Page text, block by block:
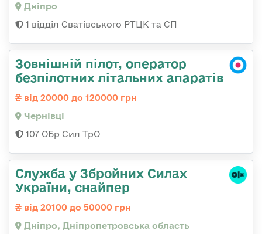
Дніпро
1 відділ Сватівського РТЦК та СП
Зовнішній пілот, оператор
безпілотних літальних апаратів
від 20000 до 120000 грн
Чернівці
107 ОБр Сил ТрО
Служба у Збройних Силах
України, снайпер
від 20100 до 50000 грн
Дніпро, Дніпропетровська область